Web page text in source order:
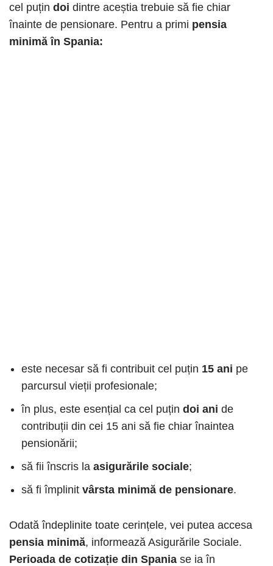
cel puțin doi dintre aceștia trebuie să fie chiar
înainte de pensionare. Pentru a primi pensia
minimă în Spania:
este necesar să fi contribuit cel puțin 15 ani pe
parcursul vieții profesionale;
în plus, este esențial ca cel puțin doi ani de
contribuții din cei 15 ani să fie chiar înaintea
pensionării;
să fii înscris la asigurările sociale;
să fi împlinit vârsta minimă de pensionare.
Odată îndeplinite toate cerințele, vei putea accesa
pensia minimă, informează Asigurările Sociale.
Perioada de cotizație din Spania se ia în